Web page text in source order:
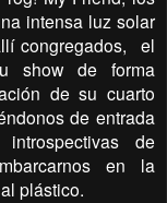
intensa luz solar
congregados,
el
show de forma
de su cuarto
de entrada
de
en la
plástico.